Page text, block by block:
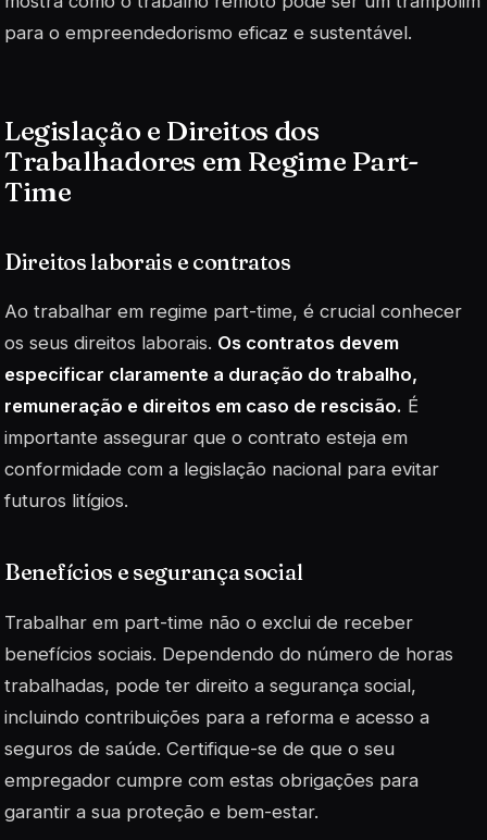
para o empreendedorismo eficaz e sustentável.
Legislação e Direitos dos
Trabalhadores em Regime Part-
Time
Direitos laborais e contratos
Ao trabalhar em regime part-time, é crucial conhecer
os seus direitos laborais. Os contratos devem
especificar claramente a duração do trabalho,
remuneração e direitos em caso de rescisão. É
importante assegurar que o contrato esteja em
conformidade com a legislação nacional para evitar
futuros litígios.
Benefícios e segurança social
Trabalhar em part-time não o exclui de receber
benefícios sociais. Dependendo do número de horas
trabalhadas, pode ter direito a segurança social,
incluindo contribuições para a reforma e acesso a
seguros de saúde. Certifique-se de que o seu
empregador cumpre com estas obrigações para
garantir a sua proteção e bem-estar.